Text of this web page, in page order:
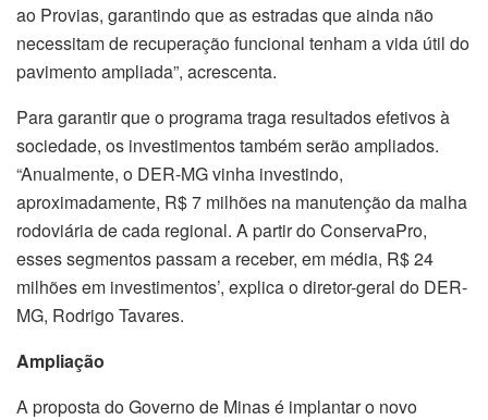
ao Provias, garantindo que as estradas que ainda não
necessitam de recuperação funcional tenham a vida útil do
pavimento ampliada”, acrescenta.
Para garantir que o programa traga resultados efetivos à
sociedade, os investimentos também serão ampliados.
“Anualmente, o DER-MG vinha investindo,
aproximadamente, R$ 7 milhões na manutenção da malha
rodoviária de cada regional. A partir do ConservaPro,
esses segmentos passam a receber, em média, R$ 24
milhões em investimentos’, explica o diretor-geral do DER-
MG, Rodrigo Tavares.
Ampliação
A proposta do Governo de Minas é implantar o novo